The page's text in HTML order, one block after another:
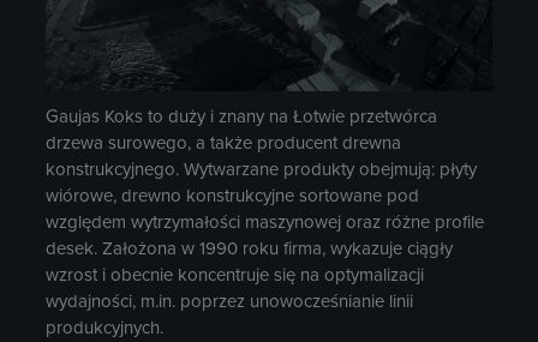
Gaujas Koks to duży i znany na Łotwie przetwórca
drzewa surowego, a także producent drewna
konstrukcyjnego. Wytwarzane produkty obejmują: płyty
wiórowe, drewno konstrukcyjne sortowane pod
względem wytrzymałości maszynowej oraz różne profile
desek. Założona w 1990 roku firma, wykazuje ciągły
wzrost i obecnie koncentruje się na optymalizacji
wydajności, m.in. poprzez unowocześnianie linii
produkcyjnych.